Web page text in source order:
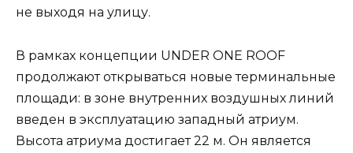
не выходя на улицу.
В рамках концепции UNDER ONE ROOF
продолжают открываться новые терминальные
площади: в зоне внутренних воздушных линий
введен в эксплуатацию западный атриум.
Высота атриума достигает 22 м. Он является